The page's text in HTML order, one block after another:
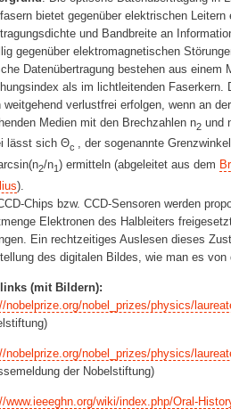
bietet gegenüber elektrischen Leitern
und Bandbreite an
gegenüber elektromagnetischen
Datenübertragung bestehen aus einem
als im lichtleitenden Faserkern.
weitgehend verlustfrei erfolgen, wenn an
Medien mit den Brechzahlen n2und
lässt sich Θc , der sogenannte
2/n1) ermitteln (abgeleitet aus dem
).
Chips bzw. CCD-Sensoren werden
Elektronen des Halbleiters
Ein rechtzeitiges Auslesen dieses
des digitalen Bildes, wie man es
(mit Bildern):
nobelprize.org/nobel_prizes/physics/
nobelprize.org/nobel_prizes/physics/
der Nobelstiftung)
www.ieeeghn.org/wiki/index.php/Oral-